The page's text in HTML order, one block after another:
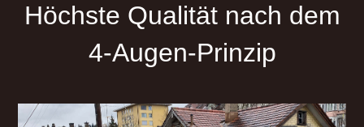
Höchste Qualität nach dem
4-Augen-Prinzip